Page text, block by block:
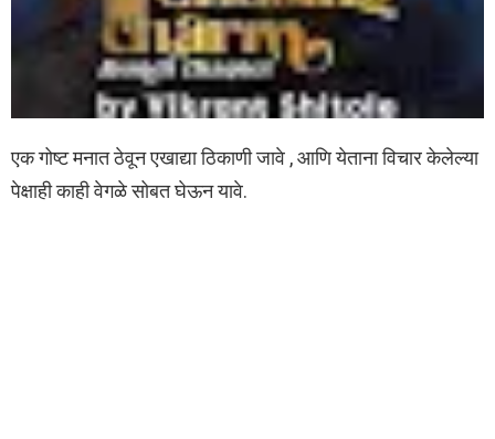
एक गोष्ट मनात ठेवून एखाद्या ठिकाणी जावे , आणि येताना विचार केलेल्या
पेक्षाही काही वेगळे सोबत घेऊन यावे.